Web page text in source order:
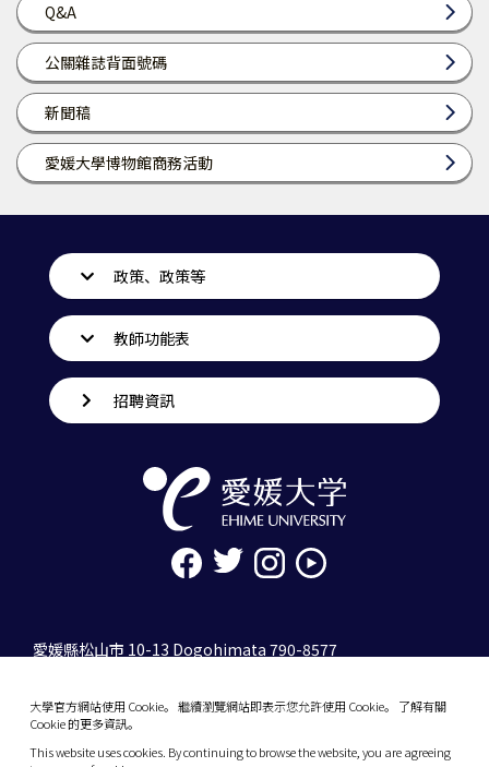
Q&A
公關雜誌背面號碼
新聞稿
愛媛大學博物館商務活動
大學官方網站使用 Cookie。 繼續瀏覽網站即表示您允許使用 Cookie。 了解有關
Cookie 的更多資訊。
This website uses cookies. By continuing to browse the website, you are agreeing
政策、政策等
教師功能表
招聘資訊
愛媛縣松山市 10-13 Dogohimata 790-8577
10-13 Dogo-Himata, Matsuyama, Ehime 790-